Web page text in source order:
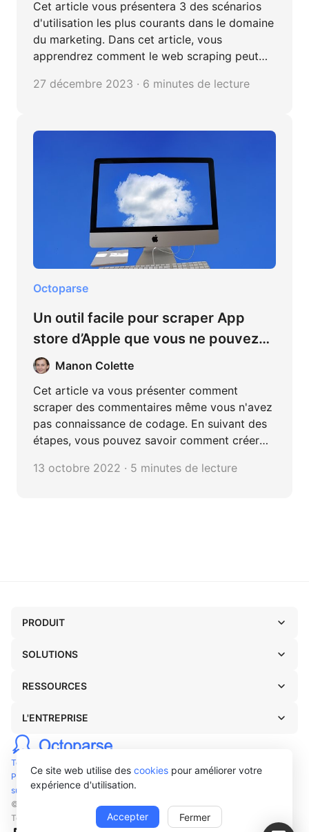
Ce site web utilise des cookies pour améliorer votre
expérience d'utilisation.
Accepter Fermer
Cet article vous présentera 3 des scénarios
d'utilisation les plus courants dans le domaine
du marketing. Dans cet article, vous
apprendrez comment le web scraping peut
améliorer l‘importance comparative de votre
27 décembre 2023 · 6 minutes de lecture
Octoparse
Un outil facile pour scraper App
store d’Apple que vous ne pouvez
pas manquer
Manon Colette
Cet article va vous présenter comment
scraper des commentaires même vous n'avez
pas connaissance de codage. En suivant des
étapes, vous pouvez savoir comment créer
Excel, csv ou autre format.
13 octobre 2022 · 5 minutes de lecture
Termes
Privacy
support@octoparse.com
© Octopus Data Inc. 2026
Tous droits réservés.
PRODUIT
SOLUTIONS
RESSOURCES
L'ENTREPRISE